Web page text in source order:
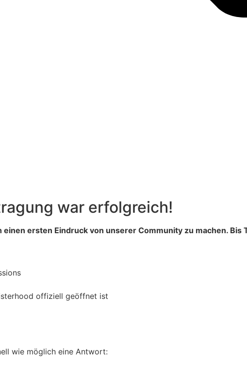
war erfolgreich!
ersten Eindruck von unserer Community zu machen. Bis
offiziell geöffnet ist
wie möglich eine Antwort: